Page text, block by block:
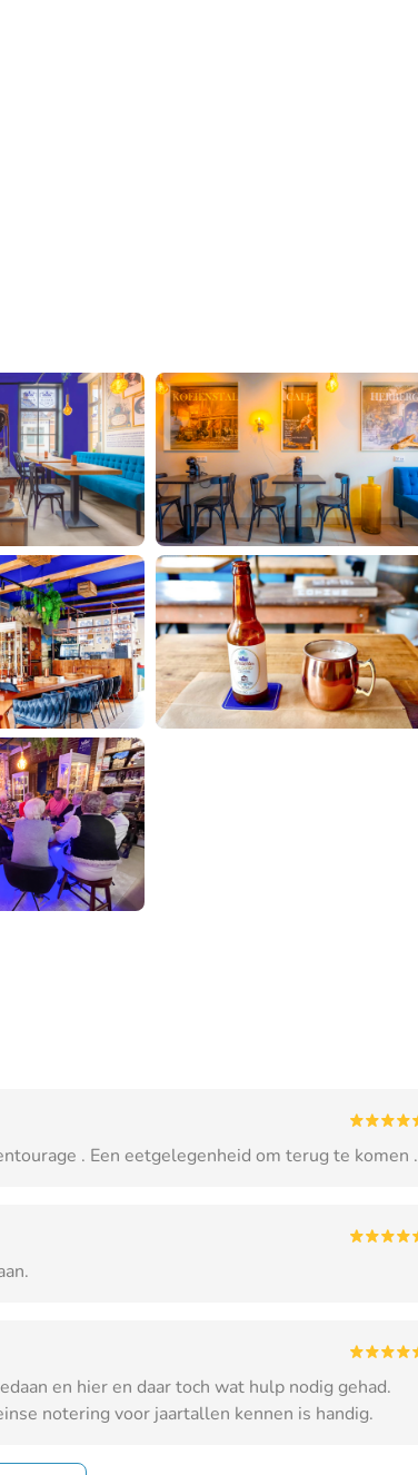
. Een eetgelegenheid om terug te komen .
en hier en daar toch wat hulp nodig gehad.
notering voor jaartallen kennen is handig.